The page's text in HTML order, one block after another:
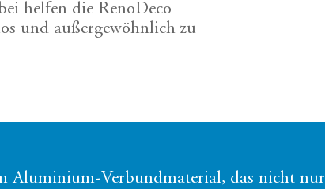
helfen die RenoDeco
und außergewöhnlich zu
Aluminium-Verbundmaterial, das nicht nur